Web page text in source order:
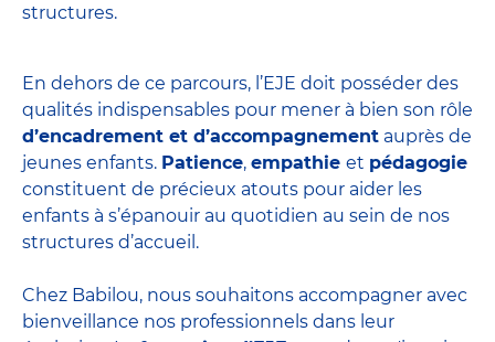
structures.
En dehors de ce parcours, l’EJE doit posséder des
qualités indispensables pour mener à bien son rôle
d’encadrement et d’accompagnement auprès de
jeunes enfants. Patience, empathie et pédagogie
constituent de précieux atouts pour aider les
enfants à s’épanouir au quotidien au sein de nos
structures d’accueil.
Chez Babilou, nous souhaitons accompagner avec
bienveillance nos professionnels dans leur